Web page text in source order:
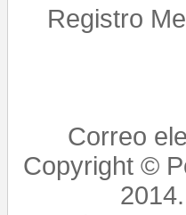
Registro
Correo
Copyright ©